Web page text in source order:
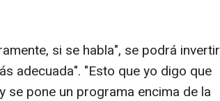
si se habla", se podrá invertir
adecuada". "Esto que yo digo que
se pone un programa encima de la